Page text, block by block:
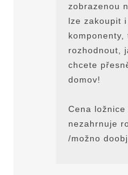
zobrazenou
lze zakoupit
komponenty,
rozhodnout,
chcete
domov!
Cena ložnice
nezahrnuje
/možno